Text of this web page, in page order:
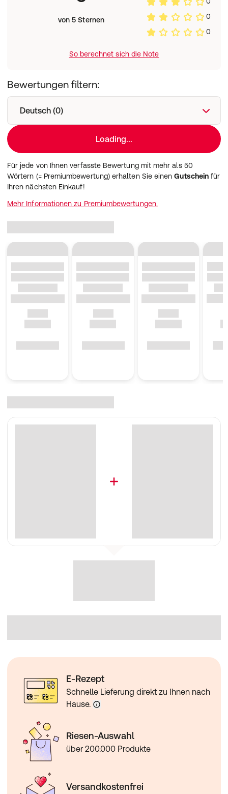
von 5 Sternen
0
0
So berechnet sich die Note
Bewertungen filtern:
Deutsch (0)
Loading...
Für jede von Ihnen verfasste Bewertung mit mehr als 50
Wörtern (= Premiumbewertung) erhalten Sie einenGutschein für
Ihren nächsten Einkauf!
Mehr Informationen zu Premiumbewertungen.
E-Rezept
Schnelle Lieferung direkt zu Ihnen nach
Hause.
Riesen-Auswahl
über 200.000 Produkte
Versandkostenfrei